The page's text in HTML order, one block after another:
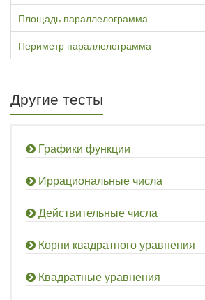
Площадь параллелограмма
Периметр параллелограмма
Другие тесты
Графики функции
Иррациональные числа
Действительные числа
Корни квадратного уравнения
Квадратные уравнения